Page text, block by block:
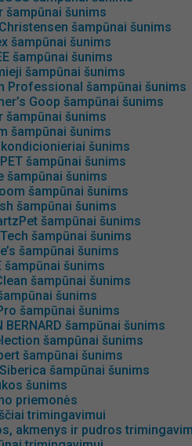
šampūnai šunims
šampūnai šunims
šampūnai šunims
šampūnai šunims
šampūnai šunims
Professional šampūnai šunims
Goop šampūnai šunims
šampūnai šunims
šampūnai šunims
šunims
šampūnai šunims
šampūnai šunims
šampūnai šunims
šampūnai šunims
šampūnai šunims
šampūnai šunims
šampūnai šunims
šampūnai šunims
šampūnai šunims
šunims
šampūnai šunims
BERNARD šampūnai šunims
šampūnai šunims
šampūnai šunims
šampūnai šunims
šunims
priemonės
trimingavimui
akmenys ir pudros